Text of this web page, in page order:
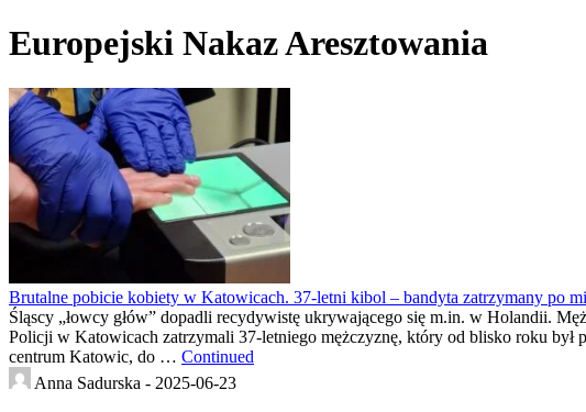
Europejski Nakaz Aresztowania
Brutalne pobicie kobiety w Katowicach. 37-letni kibol – bandyta zatrzymany po
Śląscy „łowcy głów” dopadli recydywistę ukrywającego się m.in. w Holandii.
Policji w Katowicach zatrzymali 37-letniego mężczyznę, który od blisko roku
centrum Katowic, do … Continued
Anna Sadurska - 2025-06-23